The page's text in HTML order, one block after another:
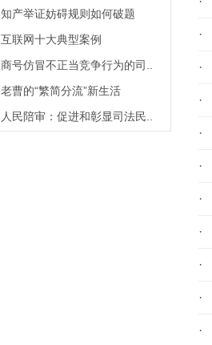
知产举证妨碍规则如何破题
互联网十大典型案例
商号仿冒不正当竞争行为的司..
老曹的“繁简分流”新生活
人民陪审：促进和彰显司法民..
·
·
·
·
·
·
·
·
·
·